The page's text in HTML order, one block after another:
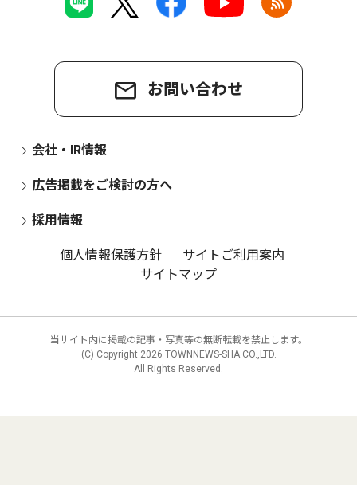
お問い合わせ
会社・IR情報
広告掲載をご検討の方へ
採用情報
個人情報保護方針
サイトご利用案内
サイトマップ
当サイト内に掲載の記事・写真等の無断転載を禁止します。
(C) Copyright 2026 TOWNNEWS-SHA CO.,LTD.
All Rights Reserved.